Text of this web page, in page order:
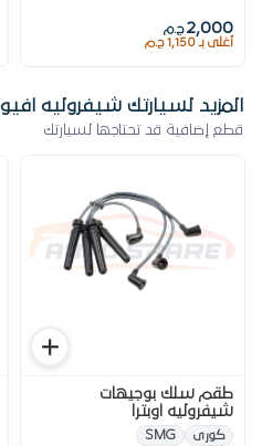
2,000 ج.م
أغلى بـ 1,150 ج.م
المزيد لسيارتك شيفروليه افيو
قطع إضافية قد تحتاجها لسيارتك
طقم سلك بوجيهات
شيفروليه اوبترا
كورى SMG